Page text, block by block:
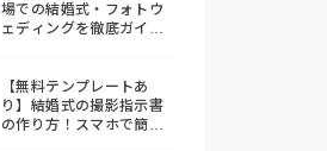
場での結婚式・フォトウ
ェディングを徹底ガイ
【無料テンプレートあ
り】結婚式の撮影指示書
の作り方！スマホで簡単